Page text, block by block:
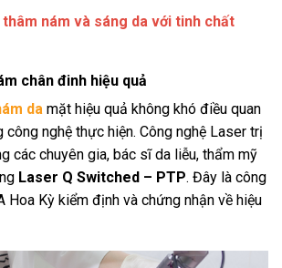
thâm nám và sáng da với tinh chất
chân đinh hiệu quả
da mặt hiệu quả không khó điều quan
công nghệ thực hiện. Công nghệ Laser trị
các chuyên gia, bác sĩ da liễu, thẩm mỹ
Laser Q Switched – PTP. Đây là công
Hoa Kỳ kiểm định và chứng nhận về hiệu